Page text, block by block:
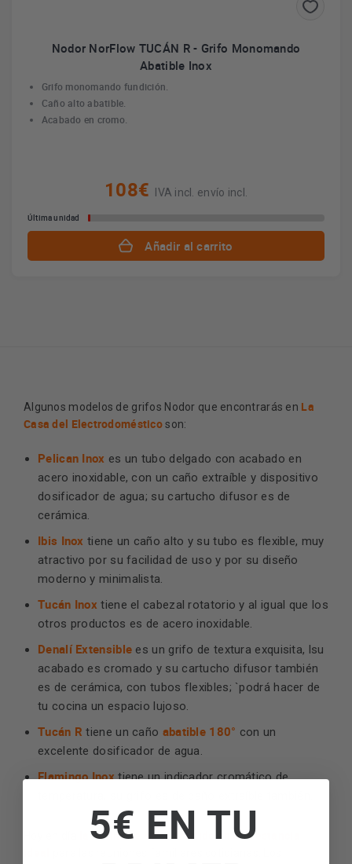
Nodor NorFlow TUCÁN R - Grifo Monomando
Abatible Inox
Grifo monomando fundición.
Caño alto abatible.
Acabado en cromo.
108€ IVA incl. envío incl.
Última unidad
Añadir al carrito
Algunos modelos de grifos Nodor que encontrarás en La
Casa del Electrodomésticoson:
Pelican Inox es un tubo delgado con acabado en
acero inoxidable, con un caño extraíble y dispositivo
dosificador de agua; su cartucho difusor es de
cerámica.
Ibis Inox tiene un caño alto y su tubo es flexible, muy
atractivo por su facilidad de uso y por su diseño
moderno y minimalista.
Tucán Inox tiene el cabezal rotatorio y al igual que los
otros productos es de acero inoxidable.
Denalí Extensible es un grifo de textura exquisita, lsu
acabado es cromado y su cartucho difusor también
es de cerámica, con tubos flexibles; `podrá hacer de
tu cocina un espacio lujoso.
Tucán R tiene un caño abatible 180° con un
excelente dosificador de agua.
Flamingo Inoxtiene un indicador cromático de
la cocina se ha convertido en una estancia
5€ EN TU